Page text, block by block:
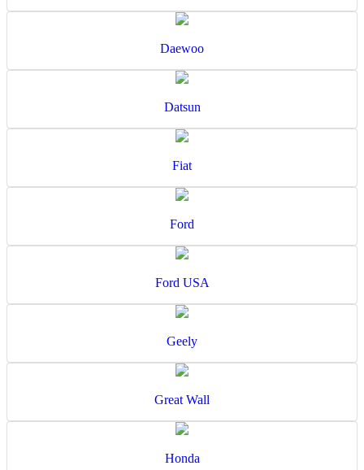
Daewoo
Datsun
Fiat
Ford
Ford USA
Geely
Great Wall
Honda